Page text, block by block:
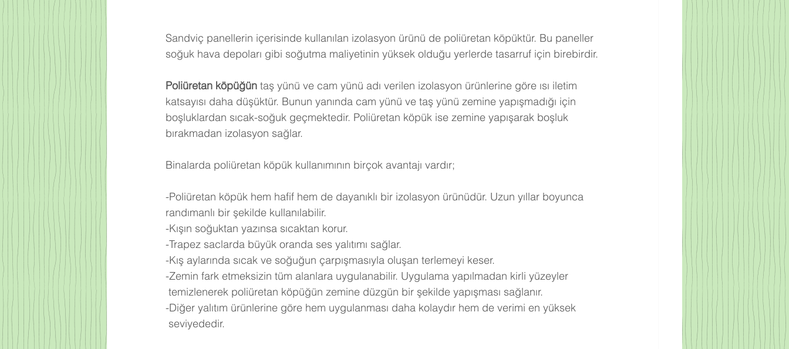
Sandviç panellerin içerisinde kullanılan izolasyon ürünü de poliüretan köpüktür. Bu paneller
soğuk hava depoları gibi soğutma maliyetinin yüksek olduğu yerlerde tasarruf için birebirdir.
Poliüretan köpüğün taş yünü ve cam yünü adı verilen izolasyon ürünlerine göre ısı iletim
katsayısı daha düşüktür. Bunun yanında cam yünü ve taş yünü zemine yapışmadığı için
boşluklardan sıcak-soğuk geçmektedir. Poliüretan köpük ise zemine yapışarak boşluk
bırakmadan izolasyon sağlar.
Binalarda poliüretan köpük kullanımının birçok avantajı vardır;
-Poliüretan köpük hem hafif hem de dayanıklı bir izolasyon ürünüdür. Uzun yıllar boyunca
randımanlı bir şekilde kullanılabilir.
-Kışın soğuktan yazınsa sıcaktan korur.
-Trapez saclarda büyük oranda ses yalıtımı sağlar.
-Kış aylarında sıcak ve soğuğun çarpışmasıyla oluşan terlemeyi keser.
-Zemin fark etmeksizin tüm alanlara uygulanabilir. Uygulama yapılmadan kirli yüzeyler
temizlenerek poliüretan köpüğün zemine düzgün bir şekilde yapışması sağlanır.
-Diğer yalıtım ürünlerine göre hem uygulanması daha kolaydır hem de verimi en yüksek
seviyededir.